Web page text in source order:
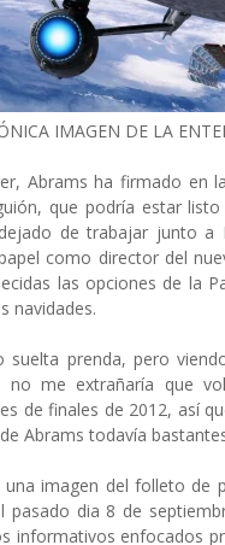
IMAGEN DE LA
Abrams ha firmado en
que podría estar
de trabajar junto a
como director del
las opciones de la
navidades.
prenda, pero
no me extrañaría que
de finales de 2012, así
Abrams todavía
imagen del folleto de
pasado dia 8 de
informativos enfocados